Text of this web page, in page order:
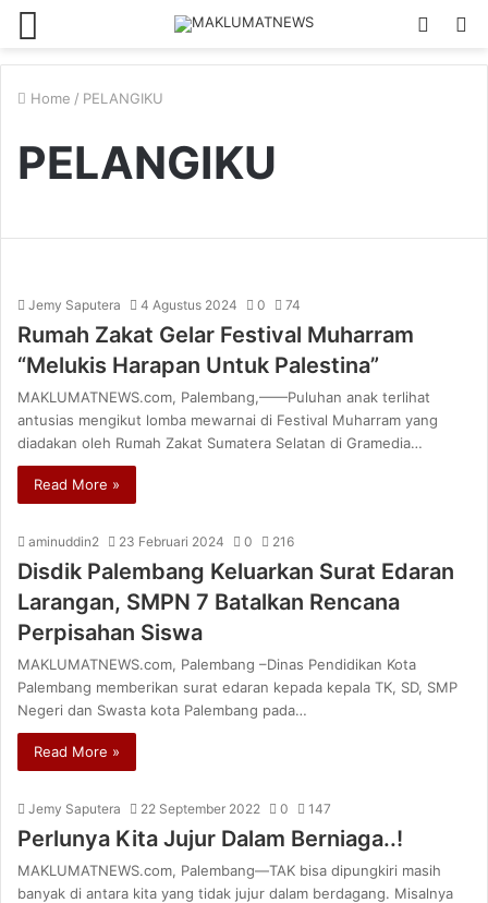
Log
Home / PELANGIKU
PELANGIKU
Jemy Saputera 4 Agustus 2024 0 74
Rumah Zakat Gelar Festival Muharram
“Melukis Harapan Untuk Palestina”
MAKLUMATNEWS.com, Palembang,——Puluhan anak terlihat
antusias mengikut lomba mewarnai di Festival Muharram yang
diadakan oleh Rumah Zakat Sumatera Selatan di Gramedia…
Read More »
aminuddin2 23 Februari 2024 0 216
Disdik Palembang Keluarkan Surat Edaran
Larangan, SMPN 7 Batalkan Rencana
Perpisahan Siswa
MAKLUMATNEWS.com, Palembang –Dinas Pendidikan Kota
Palembang memberikan surat edaran kepada kepala TK, SD, SMP
Negeri dan Swasta kota Palembang pada…
Read More »
Jemy Saputera 22 September 2022 0 147
Perlunya Kita Jujur Dalam Berniaga..!
MAKLUMATNEWS.com, Palembang—TAK bisa dipungkiri masih
banyak di antara kita yang tidak jujur dalam berdagang. Misalnya